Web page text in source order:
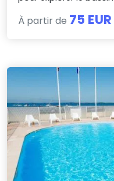
À partir de 75 EUR